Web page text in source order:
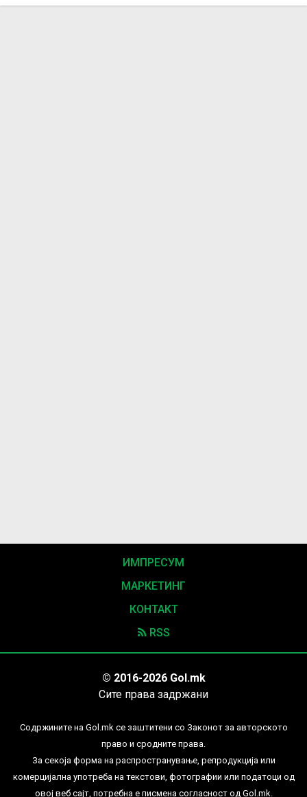
историско
вреден
ИМПРЕСУМ
МАРКЕТИНГ
КОНТАКТ
RSS
© 2016-2026 Gol.mk
Сите права задржани
Содржините на Gol.mk се заштитени со Законот за авторското
право и сродните права.
За секоја форма на распространување, репродукција или
комерцијална употреба на текстови, фотографии или податоци од
овој веб сајт, потребна е писмена согласност од Gol.mk.